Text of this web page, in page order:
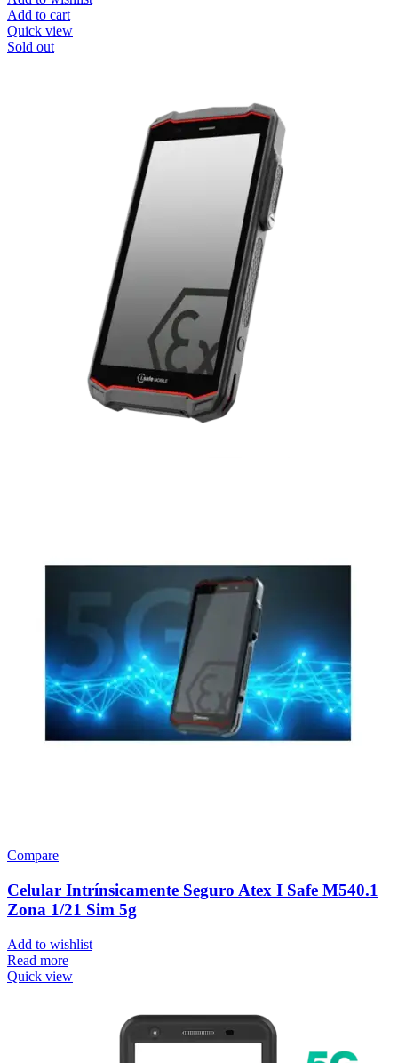
Add to cart
Quick view
Sold out
Compare
Celular Intrínsicamente Seguro Atex I Safe M540.1
Zona 1/21 Sim 5g
Add to wishlist
Read more
Quick view